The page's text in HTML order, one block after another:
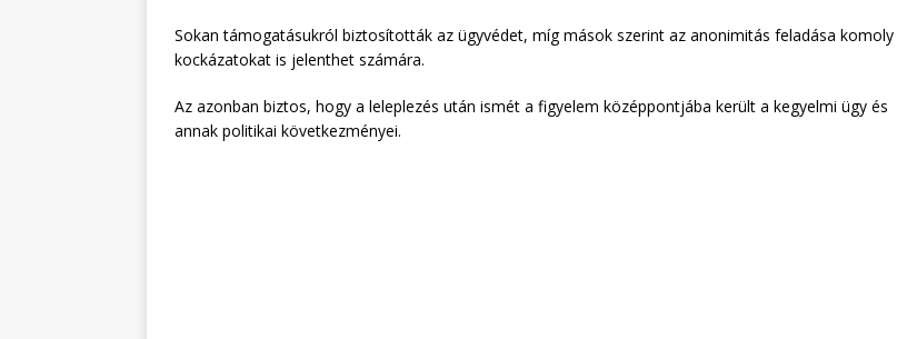
Sokan támogatásukról biztosították az ügyvédet, míg mások szerint az anonimitás feladása komoly
kockázatokat is jelenthet számára.
Az azonban biztos, hogy a leleplezés után ismét a figyelem középpontjába került a kegyelmi ügy és
annak politikai következményei.